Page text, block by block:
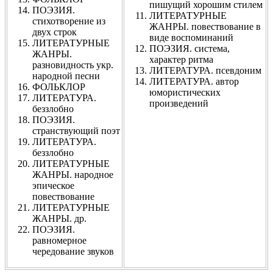
ПОЭЗИЯ.
стихотворение из
двух строк
ЛИТЕРАТУРНЫЕ
ЖАНРЫ.
разновидность укр.
народной песни
ФОЛЬКЛОР
ЛИТЕРАТУРА.
беззлобно
ПОЭЗИЯ.
странствующий поэт
ЛИТЕРАТУРА.
беззлобно
ЛИТЕРАТУРНЫЕ
ЖАНРЫ. народное
эпическое
повествование
ЛИТЕРАТУРНЫЕ
ЖАНРЫ. др.
ПОЭЗИЯ.
равномерное
чередование звуков
пишущий хорошим стилем
ЛИТЕРАТУРНЫЕ
ЖАНРЫ. повествование в
виде воспоминаний
ПОЭЗИЯ. система,
характер ритма
ЛИТЕРАТУРА. псевдоним
ЛИТЕРАТУРА. автор
юмористических
произведений